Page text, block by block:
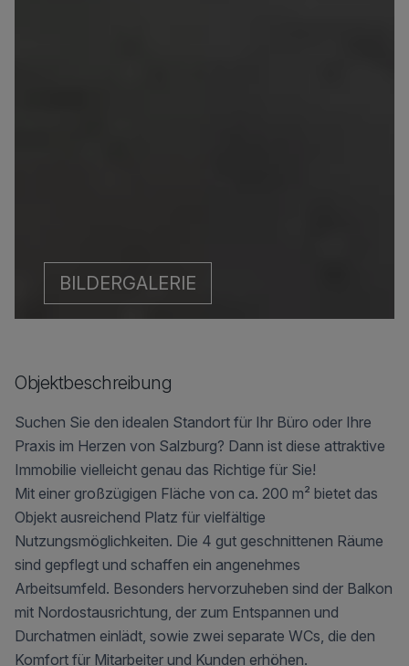
BILDERGALERIE
Objektbeschreibung
Suchen Sie den idealen Standort für Ihr Büro oder Ihre
Praxis im Herzen von Salzburg? Dann ist diese attraktive
Immobilie vielleicht genau das Richtige für Sie!
Mit einer großzügigen Fläche von ca. 200 m² bietet das
Objekt ausreichend Platz für vielfältige
Nutzungsmöglichkeiten. Die 4 gut geschnittenen Räume
sind gepflegt und schaffen ein angenehmes
Arbeitsumfeld. Besonders hervorzuheben sind der Balkon
mit Nordostausrichtung, der zum Entspannen und
Durchatmen einlädt, sowie zwei separate WCs, die den
Komfort für Mitarbeiter und Kunden erhöhen.